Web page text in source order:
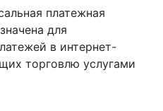
платежная
для
в интернет-
торговлю услугами